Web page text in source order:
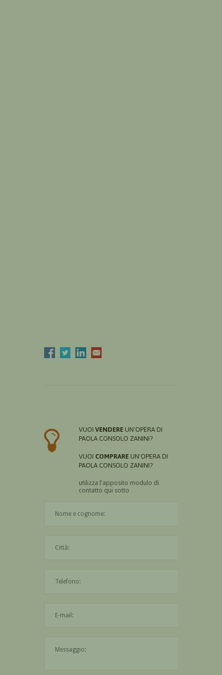
VUOI VENDERE UN'OPERA DI
PAOLA CONSOLO ZANINI?
VUOI COMPRARE UN'OPERA DI
PAOLA CONSOLO ZANINI?
utilizza l'apposito modulo di
contatto qui sotto